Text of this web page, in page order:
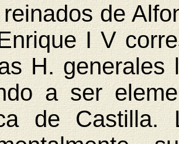
de
I V
H. generales
a ser
de Castilla.